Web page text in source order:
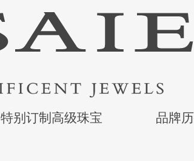
特别订制高级珠宝 品牌